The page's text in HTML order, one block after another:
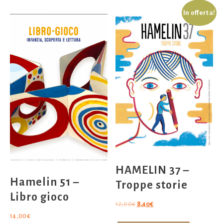
Hamelin 51 –
Libro gioco
14,00€
In offerta!
HAMELIN 37 –
Troppe storie
12,00€ Il
8,40€Il